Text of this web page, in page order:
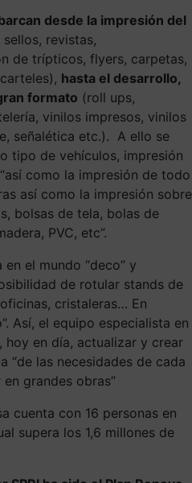
desde la impresión del
revistas,
de trípticos, flyers, carpetas,
hasta el desarrollo,
formato (roll ups,
vinilos impresos, vinilos
señalética etc.). A ello se
tipo de vehículos, impresión
como la impresión de todo
así como la impresión sobre
bolsas de tela, bolas de
PVC, etc”.
el mundo “deco” y
de rotular stands de
cristaleras… En
Así, el equipo especialista en
en día, actualizar y crear
“de las necesidades de cada
grandes obras”
cuenta con 16 personas en
supera los 1,6 millones de